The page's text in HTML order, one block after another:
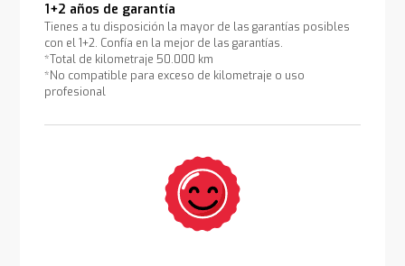
1+2 años de garantía
Tienes a tu disposición la mayor de las garantías posibles
con el 1+2. Confía en la mejor de las garantías.
*Total de kilometraje 50.000 km
*No compatible para exceso de kilometraje o uso
profesional